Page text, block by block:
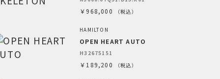
￥968,000 （税込）
HAMILTON
OPEN HEART AUTO
H32675151
￥189,200 （税込）